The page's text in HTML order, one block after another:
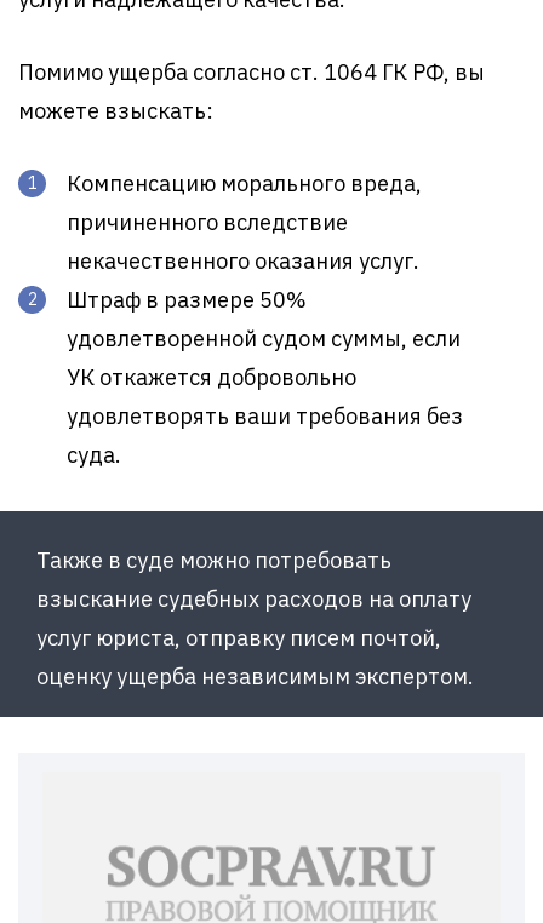
Помимо ущерба согласно ст. 1064 ГК РФ, вы
можете взыскать:
Компенсацию морального вреда,
причиненного вследствие
некачественного оказания услуг.
Штраф в размере 50%
удовлетворенной судом суммы, если
УК откажется добровольно
удовлетворять ваши требования без
суда.
Также в суде можно потребовать
взыскание судебных расходов на оплату
услуг юриста, отправку писем почтой,
оценку ущерба независимым экспертом.